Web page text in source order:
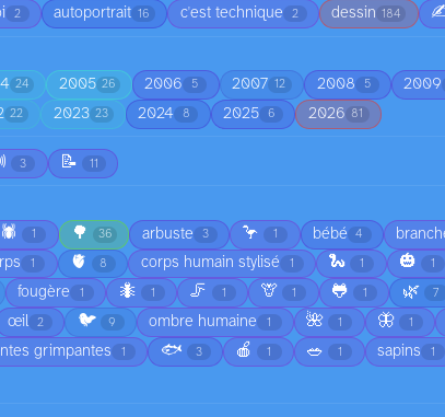
2 autoportrait 16 c'est technique 2 dessin 184
24 2005 26 2006 5 2007 12 2008 5 2009
22 2023 23 2024 8 2025 6 2026 81
3 📝 11
🕷️ 1 🌳 36 arbuste 3 🦩 1 bébé 4
1 🫀 8 corps humain stylisé 1 🐍 1 🎃 1
fougère 1 🐜 1 🦵 1 🦒 1 🐸 1 🌿 7
œil 2 🐦 9 ombre humaine 1 🌺 1 🦋 1
grimpantes 1 🐟 3 🍎 1 🥗 1 sapins 1